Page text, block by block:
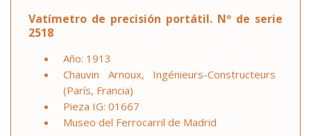
Vatímetro de precisión portátil. Nº de serie
2518
Año: 1913
Chauvin Arnoux, Ingénieurs-Constructeurs
(París, Francia)
Pieza IG: 01667
Museo del Ferrocarril de Madrid